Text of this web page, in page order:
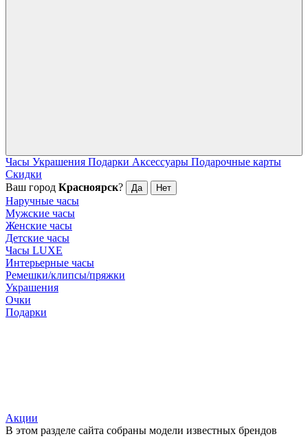
Часы Украшения Подарки Аксессуары Подарочные карты
Скидки
Ваш город Красноярск? Да Нет
Наручные часы
Мужские часы
Женские часы
Детские часы
Часы LUXE
Интерьерные часы
Ремешки/клипсы/пряжки
Украшения
Очки
Подарки
Акции
В этом разделе сайта собраны модели известных брендов